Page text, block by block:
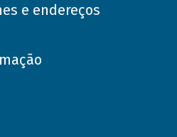
e endereços